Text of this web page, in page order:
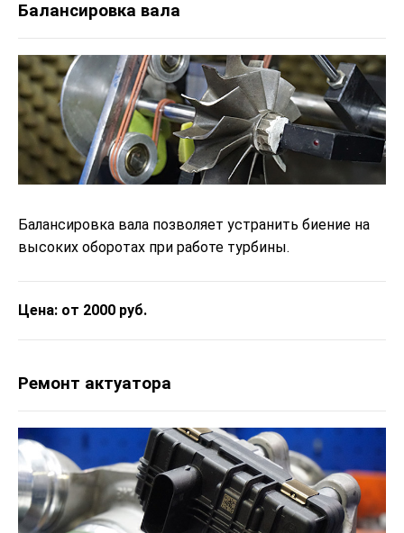
Балансировка вала
Балансировка вала позволяет устранить биение на
высоких оборотах при работе турбины.
Цена: от 2000 руб.
Ремонт актуатора